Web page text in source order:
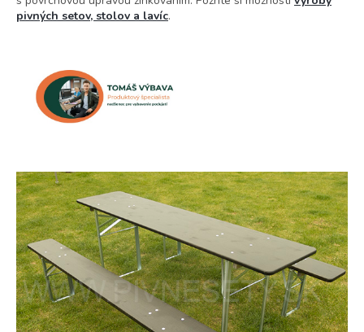
pivných setov, stolov a lavíc.